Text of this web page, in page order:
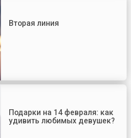
Вторая линия
Подарки на 14 февраля: как
удивить любимых девушек?